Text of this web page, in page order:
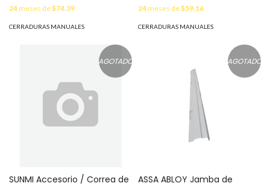
24meses de$74.39
CERRADURAS MANUALES
24meses de$59.16
CERRADURAS MANUALES
AGOTADO
SUNMI Accesorio / Correa de
AGOTADO
ASSA ABLOY Jamba de